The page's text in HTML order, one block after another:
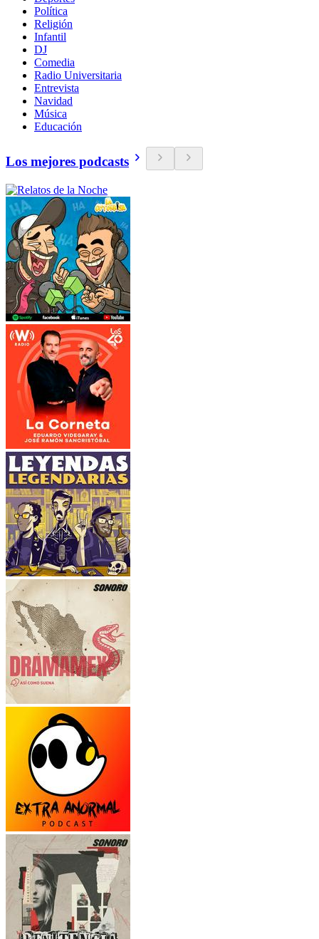
Política
Religión
Infantil
DJ
Comedia
Radio Universitaria
Entrevista
Navidad
Música
Educación
Los mejores podcasts